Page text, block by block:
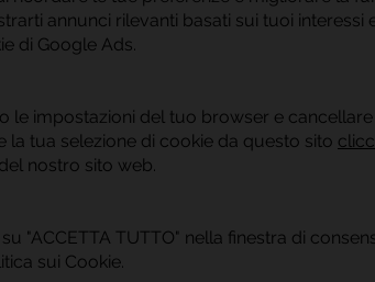
annunci rilevanti basati sui tuoi interessi
di Google Ads.
le impostazioni del tuo browser e
la tua selezione di cookie da questo sito
nostro sito web.
"ACCETTA TUTTO" nella finestra di
sui Cookie.